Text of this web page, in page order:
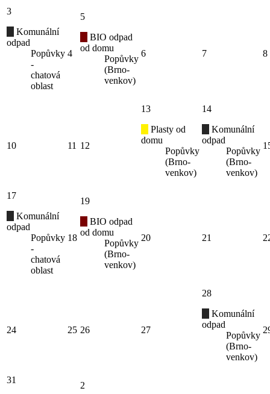
3
Komunální
odpad
Popůvky
-
chatová
oblast
4
5
BIO odpad
od domu
Popůvky
(Brno-
venkov)
6 7 8
10 11 12
13
Plasty od
domu
Popůvky
(Brno-
venkov)
14
Komunální
odpad
Popůvky
(Brno-
venkov)
17
Komunální
odpad
Popůvky
-
chatová
oblast
18
19
BIO odpad
od domu
Popůvky
(Brno-
venkov)
20 21
24 25 26 27
28
Komunální
odpad
Popůvky
(Brno-
venkov)
31
2